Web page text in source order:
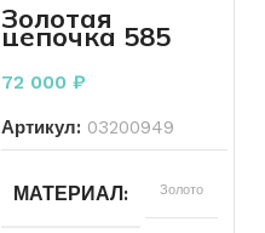
Золотая
цепочка 585
пробы 9.0 грамм
72 000 ₽
Артикул: 03200949
МАТЕРИАЛ Золото